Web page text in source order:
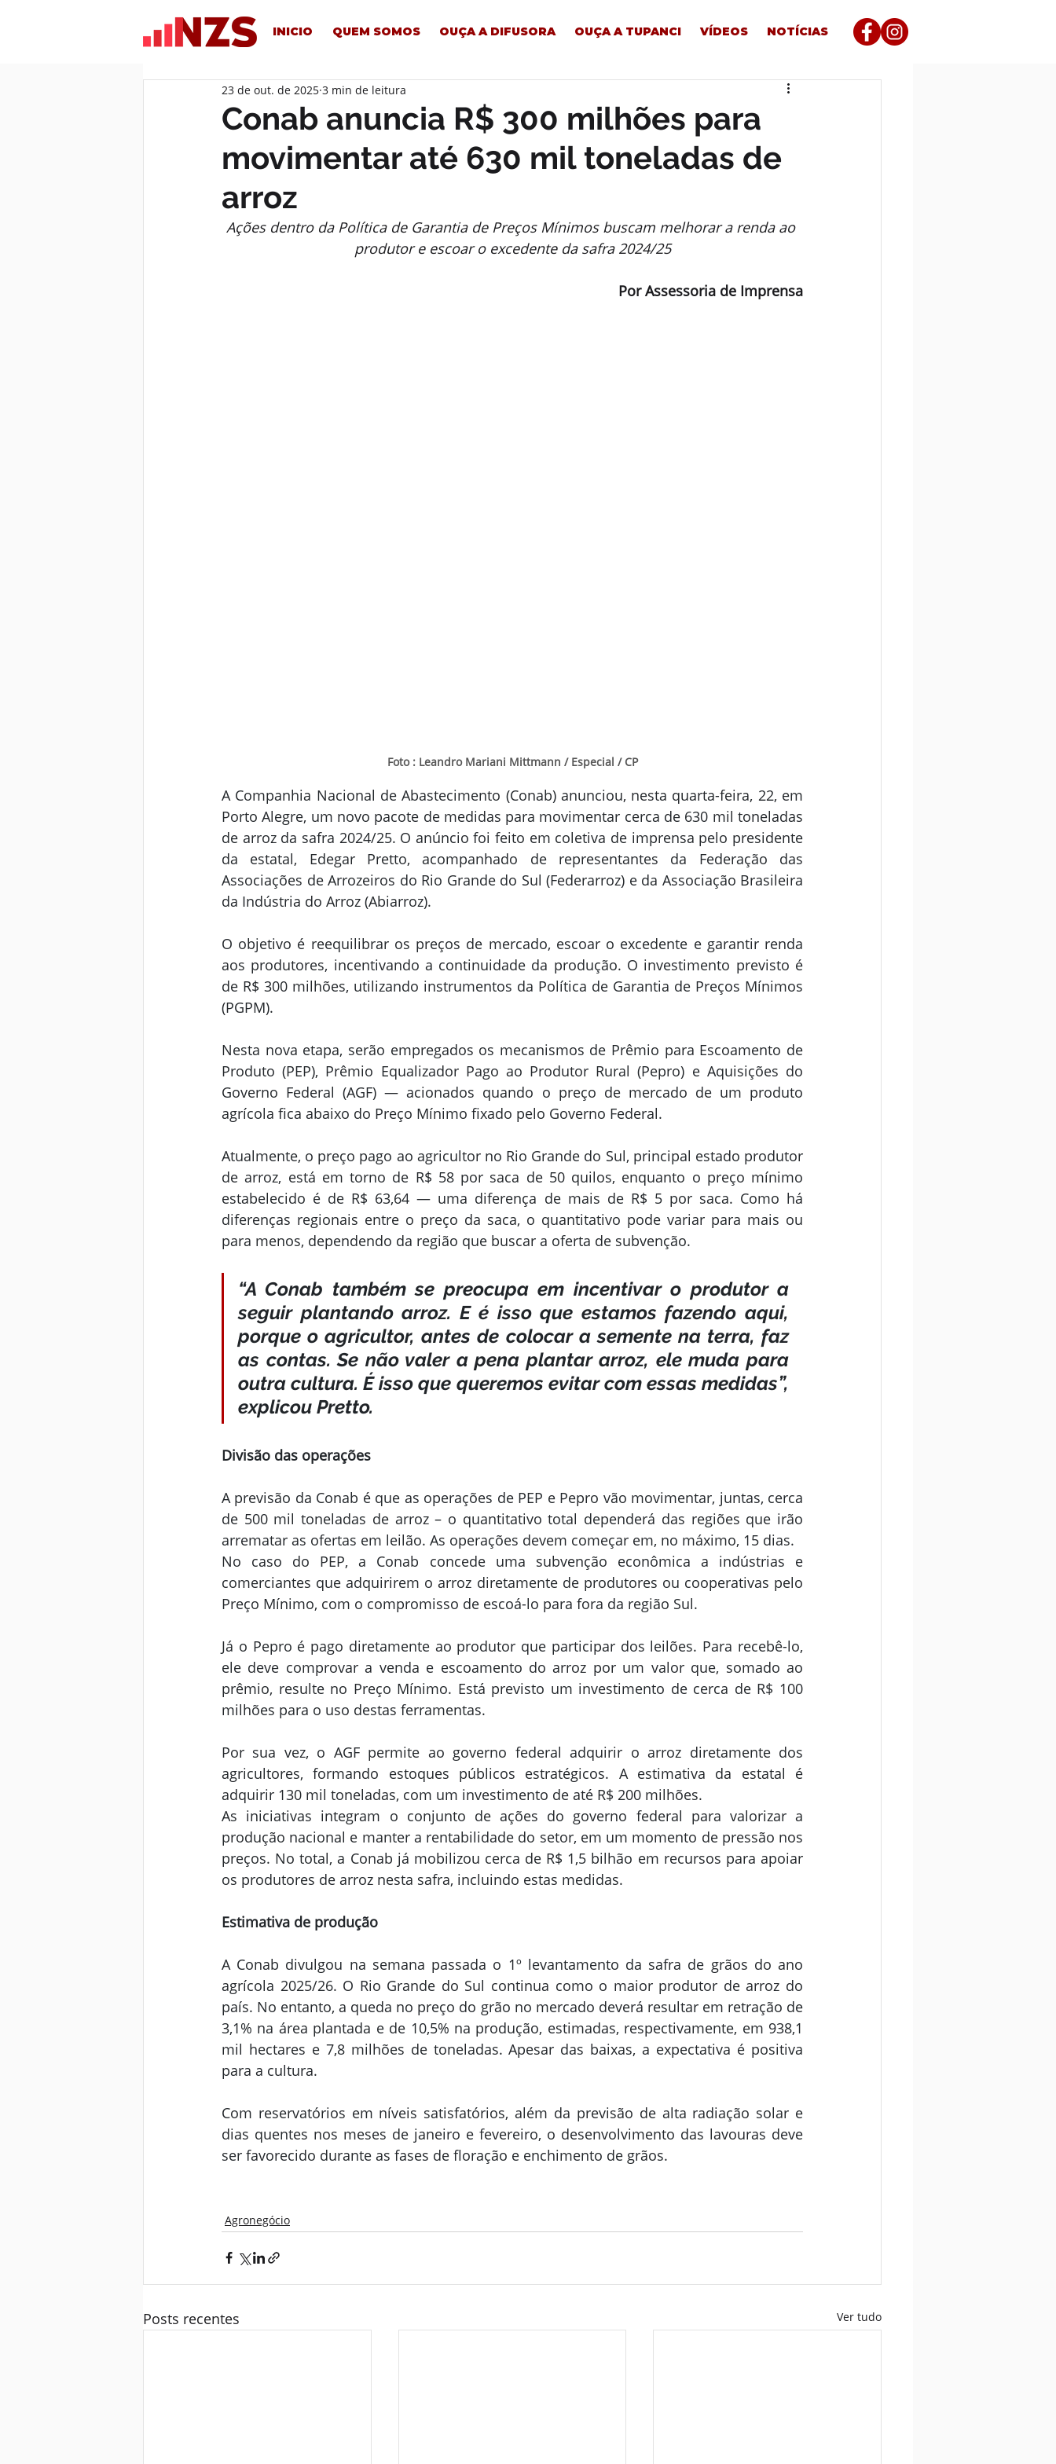
INICIO QUEM SOMOS OUÇA A DIFUSORA OUÇA A TUPANCI VÍDEOS NOTÍCIAS
Conab anuncia R$ 300 milhões para
movimentar até 630 mil toneladas de
arroz
23 de out. de 2025 3 min de leitura
Ações dentro da Política de Garantia de Preços Mínimos buscam melhorar a renda ao
produtor e escoar o excedente da safra 2024/25
Por Assessoria de Imprensa
Foto : Leandro Mariani Mittmann / Especial / CP
A Companhia Nacional de Abastecimento (Conab) anunciou, nesta quarta-feira, 22, em
Porto Alegre, um novo pacote de medidas para movimentar cerca de 630 mil toneladas
de arroz da safra 2024/25. O anúncio foi feito em coletiva de imprensa pelo presidente
da estatal, Edegar Pretto, acompanhado de representantes da Federação das
Associações de Arrozeiros do Rio Grande do Sul (Federarroz) e da Associação Brasileira
da Indústria do Arroz (Abiarroz).
O objetivo é reequilibrar os preços de mercado, escoar o excedente e garantir renda
aos produtores, incentivando a continuidade da produção. O investimento previsto é
de R$ 300 milhões, utilizando instrumentos da Política de Garantia de Preços Mínimos
(PGPM).
Nesta nova etapa, serão empregados os mecanismos de Prêmio para Escoamento de
Produto (PEP), Prêmio Equalizador Pago ao Produtor Rural (Pepro) e Aquisições do
Governo Federal (AGF) — acionados quando o preço de mercado de um produto
agrícola fica abaixo do Preço Mínimo fixado pelo Governo Federal.
Atualmente, o preço pago ao agricultor no Rio Grande do Sul, principal estado produtor
de arroz, está em torno de R$ 58 por saca de 50 quilos, enquanto o preço mínimo
estabelecido é de R$ 63,64 — uma diferença de mais de R$ 5 por saca. Como há
diferenças regionais entre o preço da saca, o quantitativo pode variar para mais ou
para menos, dependendo da região que buscar a oferta de subvenção.
“A Conab também se preocupa em incentivar o produtor a
seguir plantando arroz. E é isso que estamos fazendo aqui,
porque o agricultor, antes de colocar a semente na terra, faz
as contas. Se não valer a pena plantar arroz, ele muda para
outra cultura. É isso que queremos evitar com essas medidas”,
explicou Pretto.
Divisão das operações
A previsão da Conab é que as operações de PEP e Pepro vão movimentar, juntas, cerca
de 500 mil toneladas de arroz – o quantitativo total dependerá das regiões que irão
arrematar as ofertas em leilão. As operações devem começar em, no máximo, 15 dias.
No caso do PEP, a Conab concede uma subvenção econômica a indústrias e
comerciantes que adquirirem o arroz diretamente de produtores ou cooperativas pelo
Preço Mínimo, com o compromisso de escoá-lo para fora da região Sul.
Já o Pepro é pago diretamente ao produtor que participar dos leilões. Para recebê-lo,
ele deve comprovar a venda e escoamento do arroz por um valor que, somado ao
prêmio, resulte no Preço Mínimo. Está previsto um investimento de cerca de R$ 100
milhões para o uso destas ferramentas.
Por sua vez, o AGF permite ao governo federal adquirir o arroz diretamente dos
agricultores, formando estoques públicos estratégicos. A estimativa da estatal é
adquirir 130 mil toneladas, com um investimento de até R$ 200 milhões.
As iniciativas integram o conjunto de ações do governo federal para valorizar a
produção nacional e manter a rentabilidade do setor, em um momento de pressão nos
preços. No total, a Conab já mobilizou cerca de R$ 1,5 bilhão em recursos para apoiar
os produtores de arroz nesta safra, incluindo estas medidas.
Estimativa de produção
A Conab divulgou na semana passada o 1º levantamento da safra de grãos do ano
agrícola 2025/26. O Rio Grande do Sul continua como o maior produtor de arroz do
país. No entanto, a queda no preço do grão no mercado deverá resultar em retração de
3,1% na área plantada e de 10,5% na produção, estimadas, respectivamente, em 938,1
mil hectares e 7,8 milhões de toneladas. Apesar das baixas, a expectativa é positiva
para a cultura.
Com reservatórios em níveis satisfatórios, além da previsão de alta radiação solar e
dias quentes nos meses de janeiro e fevereiro, o desenvolvimento das lavouras deve
ser favorecido durante as fases de floração e enchimento de grãos.
Agronegócio
Posts recentes Ver tudo